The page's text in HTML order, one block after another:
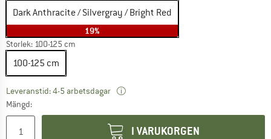
Dark Anthracite / Silvergray / Bright Red
19%
Storlek: 100-125 cm
100-125 cm
Leveranstid: 4-5 arbetsdagar
Mängd:
I VARUKORGEN